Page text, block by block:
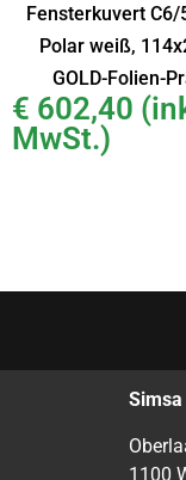
Fensterkuvert C6/
Polar weiß,
GOLD-Folien-
€ 602,40
MwSt.)
Simsa
1100